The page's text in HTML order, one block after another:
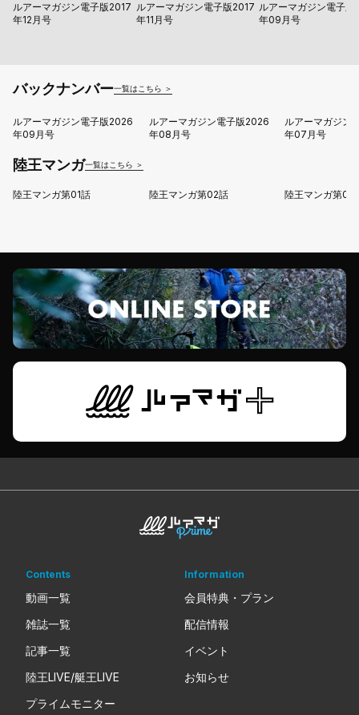
ルアーマガジン電子版2017
年12月号
ルアーマガジン電子版2017
年11月号
ルアーマガジン電子版
年09月号
バックナンバー一覧はこちら ＞
ルアーマガジン電子版2026
年09月号
ルアーマガジン電子版2026
年08月号
ルアーマガジン
年07月号
陸王マンガ一覧はこちら ＞
陸王マンガ第01話 陸王マンガ第02話 陸王マンガ第03
Contents
動画一覧
雑誌一覧
記事一覧
陸王LIVE/艇王LIVE
プライムモニター
Information
会員特典・プラン
配信情報
イベント
お知らせ